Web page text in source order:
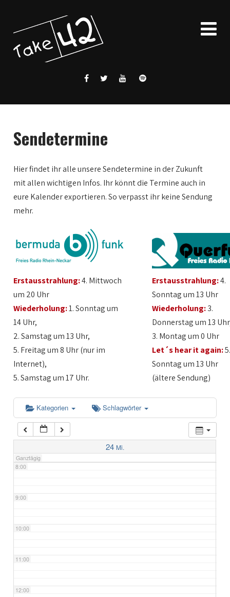
Sendetermine
Hier findet ihr alle unsere Sendetermine in der Zukunft
mit allen wichtigen Infos. Ihr könnt die Termine auch in
eure Kalender exportieren. So verpasst ihr keine Sendung
mehr.
Erstausstrahlung:4. Mittwoch
um 20 Uhr
Wiederholung:1. Sonntag um
14 Uhr,
2. Samstag um 13 Uhr,
5. Freitag um 8 Uhr (nur im
Internet),
5. Samstag um 17 Uhr.
Erstausstrahlung:4.
Sonntag um 13 Uhr
Wiederholung:3.
Donnerstag um 13
3. Montag um 0 Uhr
Let´s hear it again:
Sonntag um 13 Uhr
(ältere Sendung)
Kategorien Schlagwörter
24 Mi.
Ganztägig
1:00
2:00
3:00
5:00
6:00
7:00
8:00
9:00
10:00
11:00
12:00